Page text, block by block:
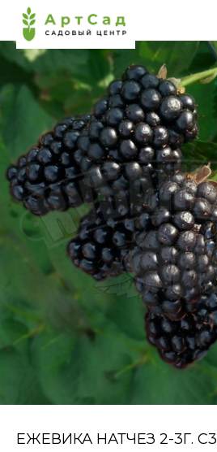
ЕЖЕВИКА НАТЧЕЗ 2-3Г. С3